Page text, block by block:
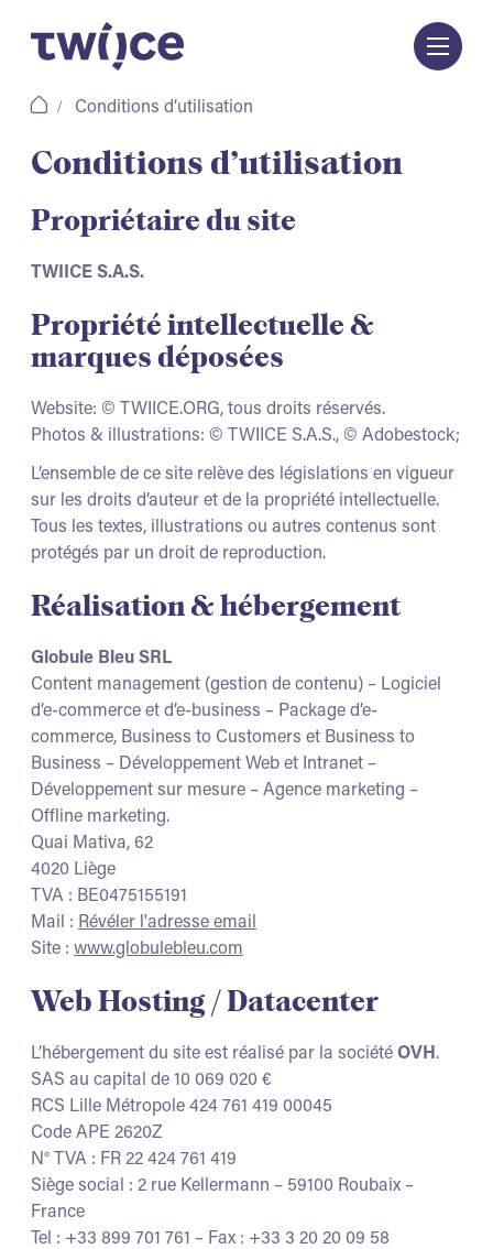
contenu
Conditions d’utilisation
Conditions d’utilisation
Propriétaire du site
TWIICE S.A.S.
Propriété intellectuelle &
marques déposées
Website: © TWIICE.ORG, tous droits réservés.
Photos & illustrations: © TWIICE S.A.S., © Adobestock;
L’ensemble de ce site relève des législations en vigueur
sur les droits d’auteur et de la propriété intellectuelle.
Tous les textes, illustrations ou autres contenus sont
protégés par un droit de reproduction.
Réalisation & hébergement
Globule Bleu SRL
Content management (gestion de contenu) – Logiciel
d’e-commerce et d’e-business – Package d’e-
commerce, Business to Customers et Business to
Business – Développement Web et Intranet –
Développement sur mesure – Agence marketing –
Offline marketing.
Quai Mativa, 62
4020 Liège
TVA : BE0475155191
Mail : Révéler l'adresse email
Site : www.globulebleu.com
Web Hosting / Datacenter
L’hébergement du site est réalisé par la sociétéOVH.
SAS au capital de 10 069 020 €
RCS Lille Métropole 424 761 419 00045
Code APE 2620Z
N° TVA : FR 22 424 761 419
Siège social : 2 rue Kellermann – 59100 Roubaix –
France
Tel : +33 899 701 761 – Fax : +33 3 20 20 09 58